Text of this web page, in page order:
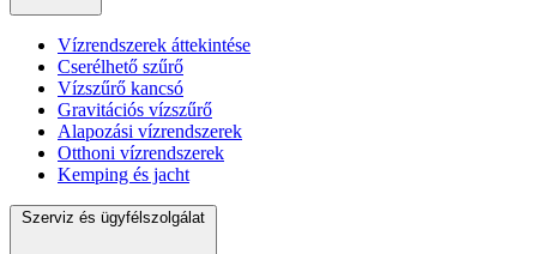
Vízrendszerek áttekintése
Cserélhető szűrő
Vízszűrő kancsó
Gravitációs vízszűrő
Alapozási vízrendszerek
Otthoni vízrendszerek
Kemping és jacht
Szerviz és ügyfélszolgálat